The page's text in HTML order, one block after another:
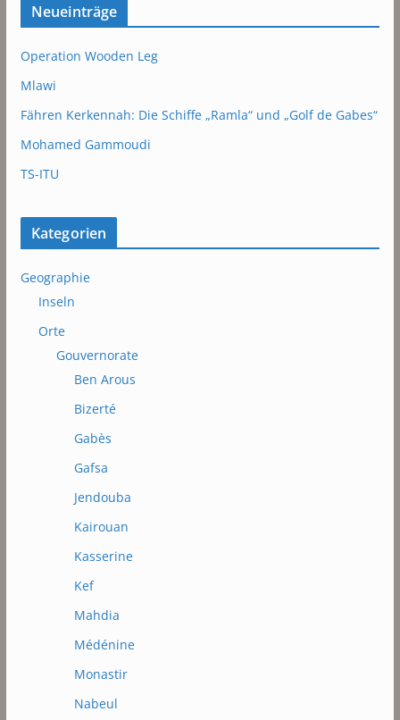
Neueinträge
Operation Wooden Leg
Mlawi
Fähren Kerkennah: Die Schiffe „Ramla“ und „Golf de Gabes“
Mohamed Gammoudi
TS-ITU
Kategorien
Geographie
Inseln
Orte
Gouvernorate
Ben Arous
Bizerté
Gabès
Gafsa
Jendouba
Kairouan
Kasserine
Kef
Mahdia
Médénine
Monastir
Nabeul